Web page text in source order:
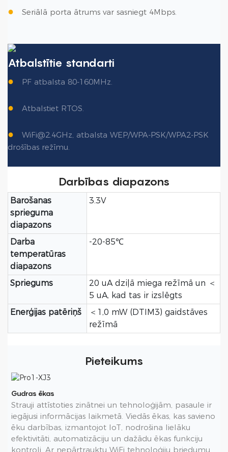
● Seriālā porta ātrums var sasniegt 4Mbps.
Atbalstītie standarti
● PF atbalsta 80-160MHz.
● Atbalstiet RTOS.
● WiFi@2.4GHz, atbalsta WEP/WPA-PSK/WPA2-PSK
drošības režīmu.
Darbības diapazons
Barošanas
sprieguma
diapazons
3.3V
Darba
temperatūras
diapazons
-20-85℃
Spriegums
20 uA dziļā miega režīmā un ＜
5 uA, kad tas ir izslēgts
Enerģijas patēriņš
＜1,0 mW (DTIM3) gaidstāves
režīmā
Pieteikums
Gudras ēkas
Strauji attīstoties zinātnei un tehnoloģijām, pasaule ir
iegājusi informācijas laikmetā. Viedās ēkas, kas savieno
ēku darbības, izmantojot IoT, nodrošina lielāku
efektivitāti, automatizāciju un dažādu ēkas funkciju
kontroli. Ar nepārtrauktu WiFi tehnoloģiju briedumu